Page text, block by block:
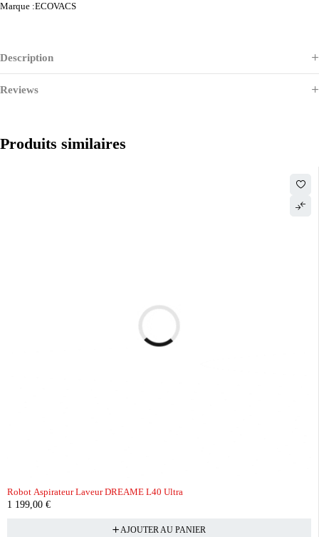
Marque :ECOVACS
Description
Reviews
Produits similaires
Robot Aspirateur Laveur DREAME L40 Ultra
1 199,00 €
AJOUTER AU PANIER